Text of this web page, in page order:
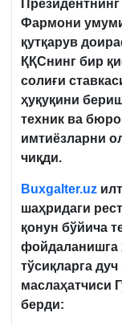
Фармони
қутқарув
ҚҚСнинг бир
солиғи
ҳуқуқини
техник ва
имтиёзларни
чиқди.
Buxgalter.uz
шаҳридаги
қонун бўйича
фойдаланишга
тўсиқларга
маслаҳатчиси
берди: